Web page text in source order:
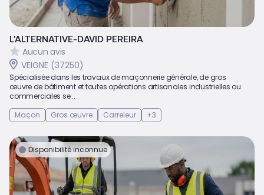
L'ALTERNATIVE-DAVID PEREIRA
Aucun avis
VEIGNE (37250)
Spécialisée dans les travaux de maçonnerie générale, de gros
œuvre de bâtiment et toutes opérations artisanales industrielles ou
commerciales se...
Maçon
Gros œuvre Carreleur +3
Disponibilité inconnue